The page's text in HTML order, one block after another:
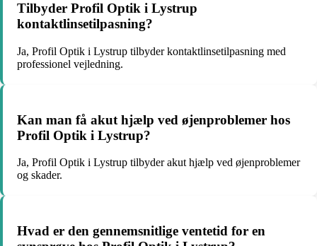
Tilbyder Profil Optik i Lystrup
kontaktlinsetilpasning?
Ja, Profil Optik i Lystrup tilbyder kontaktlinsetilpasning med
professionel vejledning.
Kan man få akut hjælp ved øjenproblemer hos
Profil Optik i Lystrup?
Ja, Profil Optik i Lystrup tilbyder akut hjælp ved øjenproblemer
og skader.
Hvad er den gennemsnitlige ventetid for en